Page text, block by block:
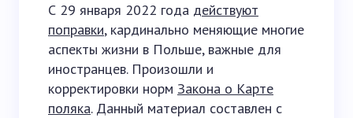
С 29 января 2022 года действуют
поправки, кардинально меняющие многие
аспекты жизни в Польше, важные для
иностранцев. Произошли и
корректировки норм Закона о Карте
поляка. Данный материал составлен с